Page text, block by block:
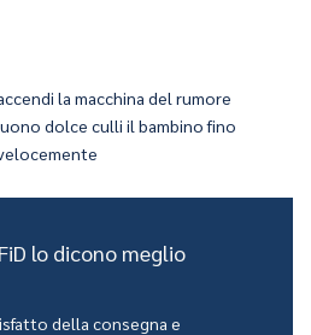
la macchina del rumore
dolce culli il bambino fino
che la luce soffusa e la
lo dicono meglio
della consegna e